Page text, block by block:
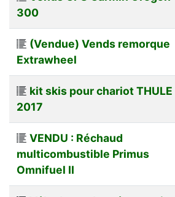
300
(Vendue) Vends remorque
Extrawheel
kit skis pour chariot THULE
2017
VENDU : Réchaud
multicombustible Primus
Omnifuel II